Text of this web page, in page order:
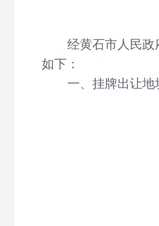
经黄石市人民政
如下：
一、挂牌出让